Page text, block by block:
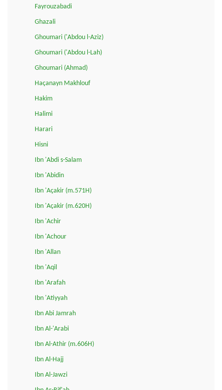
Fayrouzabadi
Ghazali
Ghoumari ('Abdou l-Aziz)
Ghoumari ('Abdou l-Lah)
Ghoumari (Ahmad)
Haçanayn Makhlouf
Hakim
Halimi
Harari
Hisni
Ibn 'Abdi s-Salam
Ibn 'Abidin
Ibn 'Açakir (m.571H)
Ibn 'Açakir (m.620H)
Ibn 'Achir
Ibn 'Achour
Ibn 'Allan
Ibn 'Aqil
Ibn 'Arafah
Ibn 'Atiyyah
Ibn Abi Jamrah
Ibn Al-'Arabi
Ibn Al-Athir (m.606H)
Ibn Al-Hajj
Ibn Al-Jawzi